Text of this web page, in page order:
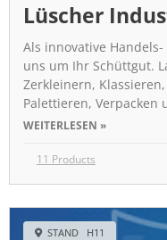
Lüscher
Als innovative
uns um Ihr Schüttgut.
Zerkleinern,
Palettieren, Verpacken
WEITERLESEN »
11 Products
STAND H11